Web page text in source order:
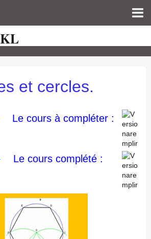
et cercles.
Le cours à compléter :
Le cours complété :